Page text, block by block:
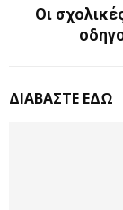
Οι
ΔΙΑΒΑΣΤΕ ΕΔΩ